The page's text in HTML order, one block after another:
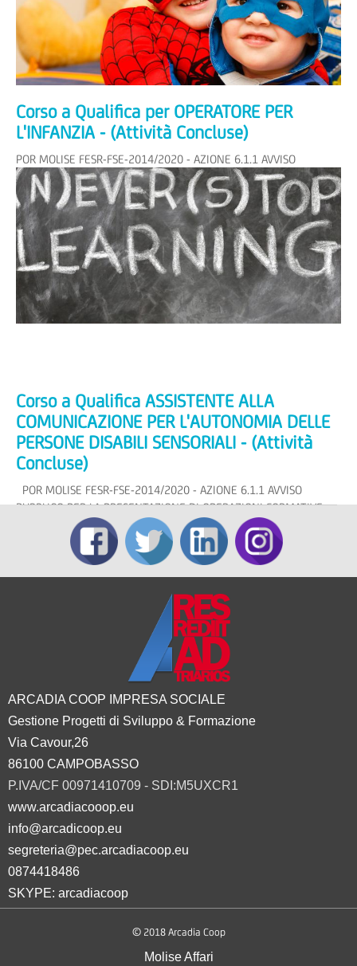
Corso a Qualifica per OPERATORE PER
L'INFANZIA - (Attività Concluse)
POR MOLISE FESR-FSE-2014/2020 - AZIONE 6.1.1 AVVISO
PUBBLICO PER LA PRESENTAZIONE DI OPERAZIONI FORMATIVE
FINALIZZATE A FAVORIRE L'INSERIMENTO E REINSERIMENTO NEL
MERCATO DEL LAVORO Estremi atto...
Corso a Qualifica ASSISTENTE ALLA
COMUNICAZIONE PER L'AUTONOMIA DELLE
PERSONE DISABILI SENSORIALI - (Attività
Concluse)
POR MOLISE FESR-FSE-2014/2020 - AZIONE 6.1.1 AVVISO
PUBBLICO PER LA PRESENTAZIONE DI OPERAZIONI FORMATIVE
FINALIZZATE A FAVORIRE L'INSERIMENTO E REINSERIMENTO NEL
MERCATO DEL LAVORO Deliberazioni...
ARCADIA COOP IMPRESA SOCIALE
Gestione Progetti di Sviluppo & Formazione
Via Cavour,26
86100 CAMPOBASSO
P.IVA/CF 00971410709 - SDI:M5UXCR1
www.arcadiacooop.eu
info@arcadicoop.eu
segreteria@pec.arcadiacoop.eu
0874418486
SKYPE: arcadiacoop
© 2018 Arcadia Coop
Molise Affari